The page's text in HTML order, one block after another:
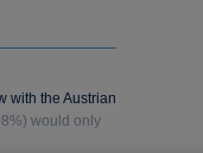
with the Austrian
would only